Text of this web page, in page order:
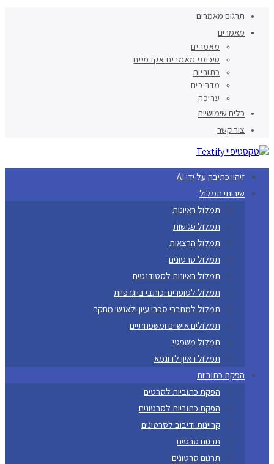
תרגום מאמרים
מאמרים
מאמרים
סיכומי מאמרים אקדמיים
כתוביות
מדריכים
עריכה
כלים שימושיים
צור קשר
זיהוי כתיבה על ידי AI
שירותי תמלול
תמלול ראיונות
תמלול פגישות
תמלול הרצאות
תמלול סרטונים
תמלול ראיונות לסטודנטים
תמלול לסופרים וכותבי ביוגרפיות
תמלול למחברי ספרי עיון ולאנשי מחקר
תמלולים אישיים ומשפחתיים
תמלול משפטי
תמלול ראיון לדוגמא
הפקת כתוביות
הפקת כתוביות לסרטים
הפקת כתוביות לסרטונים
קריינות ודיבוב לסרטונים
תרגום סרטים
תרגום סרטונים